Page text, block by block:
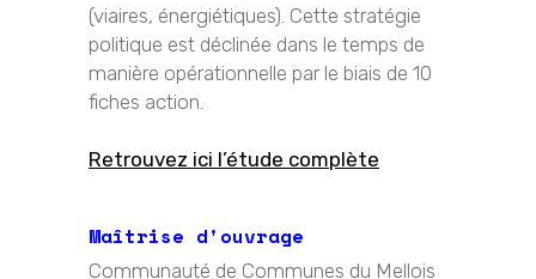
(viaires, énergiétiques). Cette stratégie
politique est déclinée dans le temps de
manière opérationnelle par le biais de 10
fiches action.
Retrouvez ici l’étude complète
Maîtrise d'ouvrage
Communauté de Communes du Mellois